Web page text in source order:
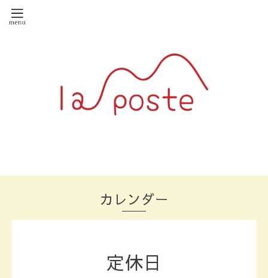
カレンダー
定休日